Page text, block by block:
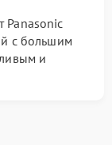
Panasonic
с большим
и